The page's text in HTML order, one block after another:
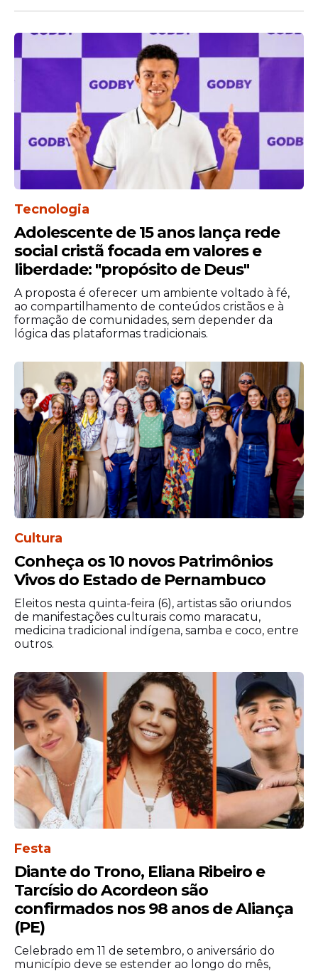
"Eu tenho provas, pessoas,
mulheres que estavam perto que
também sofreram a mesma
coisa que eu, com a mesma
pessoa que se diz ser
influenciador, que não é
influenciador de cacete nenhum.
Não sei que influenciador é esse,
que fica assediando mulheres",
declarou a dançarina.
Após a repercussão do caso, a reportagem
apurou que o influenciador citado é
Ramon Anjos. A defesa dele foi procurada
para comentar as acusações.
APolíciaMilitar informou que equipes
ocorrência de discussão entre
frequentadores da festa. Segundo a
corporação, os policiais realizaram a
abordagem dos envolvidos, porém
nenhuma das partes informou o motivo do
desentendimento no momento da
intervenção.
"Como não foi relatado o motivo
do bate-boca, nem foram
verificados fatos que ensejassem
condução à delegacia, as
pessoas abordadas foram
liberadas. Também não houve
registro formal da ocorrência
pelas partes envolvidas",
Tecnologia
Adolescente de 15 anos lança rede
social cristã focada em valores e
liberdade: "propósito de Deus"
A proposta é oferecer um ambiente voltado à fé,
ao compartilhamento de conteúdos cristãos e à
formação de comunidades, sem depender da
lógica das plataformas tradicionais.
Cultura
Conheça os 10 novos Patrimônios
Vivos do Estado de Pernambuco
Eleitos nesta quinta-feira (6), artistas são oriundos
de manifestações culturais como maracatu,
medicina tradicional indígena, samba e coco, entre
outros.
Festa
Diante do Trono, Eliana Ribeiro e
Tarcísio do Acordeon são
confirmados nos 98 anos de Aliança
(PE)
Celebrado em 11 de setembro, o aniversário do
município deve se estender ao longo do mês,